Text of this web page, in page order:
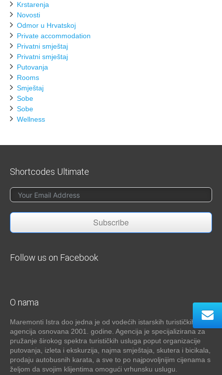
Krstarenja
Novosti
Odmor u Hrvatskoj
Private accommodation
Privatni smještaj
Privatni smještaj
Putovanja
Rooms
Smještaj
Sobe
Sobe
Wellness
Shortcodes Ultimate
Subscribe
Follow us on Facebook
O nama
Maremonti Istra doo jedna je od vodećih istarskih turističkih
agencija osnovana 2001. godine. Agencija je specijalizirana za
pružanje širokog spektra turističkih usluga poput organizacije
putovanja, izleta i ekskurzija, najma smještaja, skutera i bicikala,
prodaju autobusnih karata, a sve to po najpovoljnijim cijenama s
željom da svojim klijentima omogući vrhunsku uslugu.